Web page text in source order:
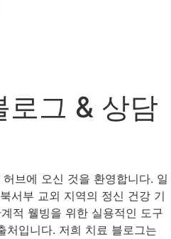
로그 & 상담
브에 오신 것을 환영합니다. 일
서부 교외 지역의 정신 건강 기
적 웰빙을 위한 실용적인 도구
처입니다. 저희 치료 블로그는